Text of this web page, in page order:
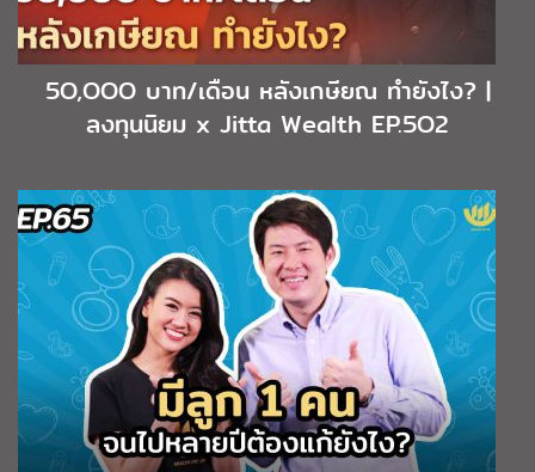
5O,OOO บาท/เดือน หลังเกษียณ ทำยังไง? |
ลงทุนนิยม x Jitta Wealth EP.5O2